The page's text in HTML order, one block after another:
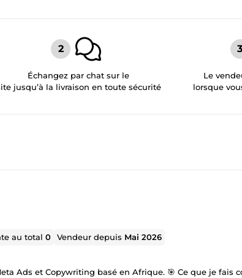
Échangez par chat sur le
jusqu’à la livraison en toute sécurité
Le
lorsque
au total0 Vendeur depuis Mai 2026
Ads et Copywriting basé en Afrique. 🎯 Ce que je fais